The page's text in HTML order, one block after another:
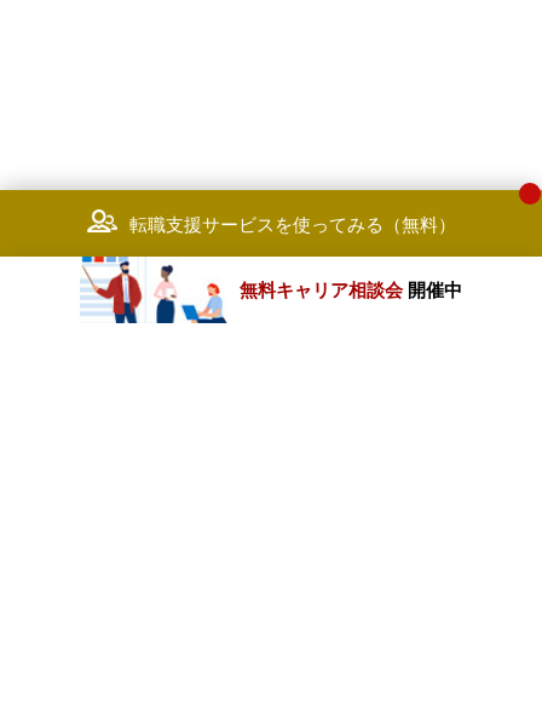
転職支援サービスを使ってみる（無料）
無料キャリア相談会 開催中